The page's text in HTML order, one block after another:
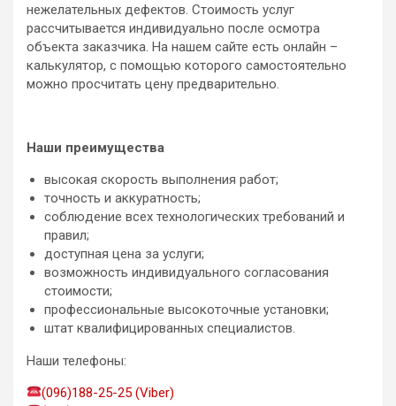
нежелательных дефектов. Стоимость услуг
рассчитывается индивидуально после осмотра
объекта заказчика. На нашем сайте есть онлайн –
калькулятор, с помощью которого самостоятельно
можно просчитать цену предварительно.
Наши преимущества
высокая скорость выполнения работ;
точность и аккуратность;
соблюдение всех технологических требований и
правил;
доступная цена за услуги;
возможность индивидуального согласования
стоимости;
профессиональные высокоточные установки;
штат квалифицированных специалистов.
Наши телефоны:
(096)188-25-25 (Viber)